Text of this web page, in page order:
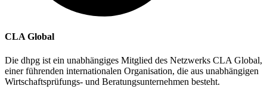
CLA Global
Die dhpg ist ein unabhängiges Mitglied des Netzwerks CLA Global,
einer führenden internationalen Organisation, die aus unabhängigen
Wirtschaftsprüfungs- und Beratungsunternehmen besteht.